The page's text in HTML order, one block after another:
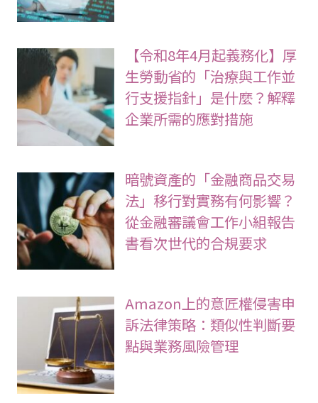
【令和8年4月起義務化】厚
生勞動省的「治療與工作並
行支援指針」是什麼？解釋
企業所需的應對措施
暗號資產的「金融商品交易
法」移行對實務有何影響？
從金融審議會工作小組報告
書看次世代的合規要求
Amazon上的意匠權侵害申
訴法律策略：類似性判斷要
點與業務風險管理